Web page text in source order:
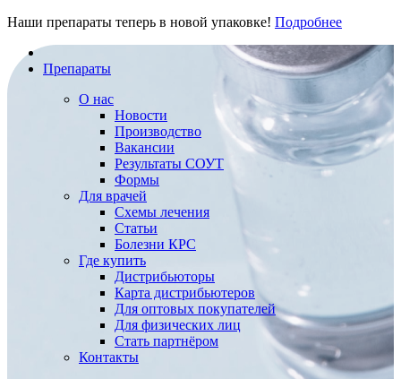
Наши препараты теперь в новой упаковке! Подробнее
Препараты
О нас
Новости
Производство
Вакансии
Результаты СОУТ
Формы
Для врачей
Схемы лечения
Статьи
Болезни КРС
Где купить
Дистрибьюторы
Карта дистрибьютеров
Для оптовых покупателей
Для физических лиц
Стать партнёром
Контакты